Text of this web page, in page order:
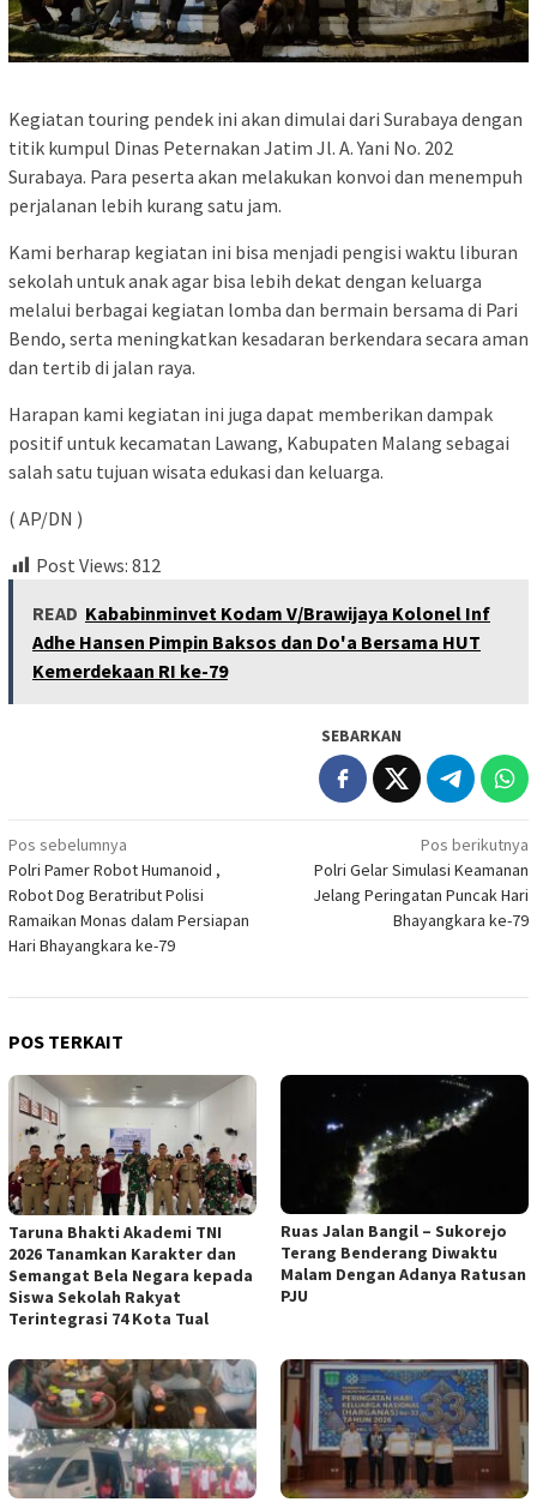
Kegiatan touring pendek ini akan dimulai dari Surabaya dengan
titik kumpul Dinas Peternakan Jatim Jl. A. Yani No. 202
Surabaya. Para peserta akan melakukan konvoi dan menempuh
perjalanan lebih kurang satu jam.
Kami berharap kegiatan ini bisa menjadi pengisi waktu liburan
sekolah untuk anak agar bisa lebih dekat dengan keluarga
melalui berbagai kegiatan lomba dan bermain bersama di Pari
Bendo, serta meningkatkan kesadaran berkendara secara aman
dan tertib di jalan raya.
Harapan kami kegiatan ini juga dapat memberikan dampak
positif untuk kecamatan Lawang, Kabupaten Malang sebagai
salah satu tujuan wisata edukasi dan keluarga.
( AP/DN )
Post Views: 812
READ Kababinminvet Kodam V/Brawijaya Kolonel Inf
Adhe Hansen Pimpin Baksos dan Do'a Bersama HUT
Kemerdekaan RI ke-79
SEBARKAN
Navigasi
pos
Pos sebelumnya
Polri Pamer Robot Humanoid ,
Robot Dog Beratribut Polisi
Ramaikan Monas dalam Persiapan
Hari Bhayangkara ke-79
Pos berikutnya
Polri Gelar Simulasi Keamanan
Jelang Peringatan Puncak Hari
Bhayangkara ke-79
POS TERKAIT
Taruna Bhakti Akademi TNI
2026 Tanamkan Karakter dan
Semangat Bela Negara kepada
Siswa Sekolah Rakyat
Terintegrasi 74 Kota Tual
Ruas Jalan Bangil – Sukorejo
Terang Benderang Diwaktu
Malam Dengan Adanya Ratusan
PJU